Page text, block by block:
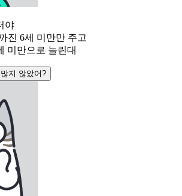
야
진 6세 미만만 주고
미만으로 늘린대
지 않았어?